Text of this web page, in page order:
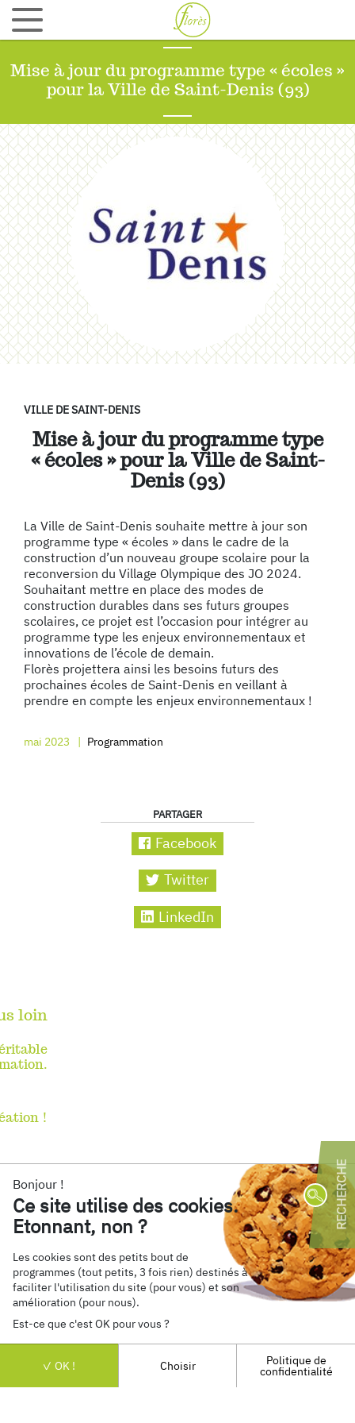
Ergonomie et aménagement d’espaces avec
Tool to Team
QUI SOMMES NOUS ?
Equipe
Réseau
RÉFÉRENCES
ZE LAB
CONTACT
Mise à jour du programme type « écoles »
pour la Ville de Saint-Denis (93)
VILLE DE SAINT-DENIS
Mise à jour du programme type
« écoles » pour la Ville de Saint-
Denis (93)
La Ville de Saint-Denis souhaite mettre à jour son
programme type « écoles » dans le cadre de la
construction d’un nouveau groupe scolaire pour la
reconversion du Village Olympique des JO 2024.
Souhaitant mettre en place des modes de
construction durables dans ses futurs groupes
scolaires, ce projet est l’occasion pour intégrer au
programme type les enjeux environnementaux et
innovations de l’école de demain.
Florès projettera ainsi les besoins futurs des
prochaines écoles de Saint-Denis en veillant à
prendre en compte les enjeux environnementaux !
mai 2023 Programmation
PARTAGER
Facebook
Twitter
LinkedIn
Par
loin
!
Retrouvez nous sur
Mentions Légales Confidentialité Contact
Bonjour !
Ce site utilise des cookies.
Etonnant, non ?
Les cookies sont des petits bout de
programmes (tout petits, 3 fois rien) destinés à
faciliter l'utilisation du site (pour vous) et son
amélioration (pour nous).
Est-ce que c'est OK pour vous ?
OK ! Choisir Politique de
confidentialité